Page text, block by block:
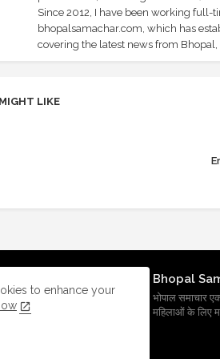
Since 2012, I have been working
bhopalsamachar.com, which has
covering the latest news from Bhopal,
LIKE
Bhopal
भोपाल समाचार एक
महिलाओं के लिए
to enhance your